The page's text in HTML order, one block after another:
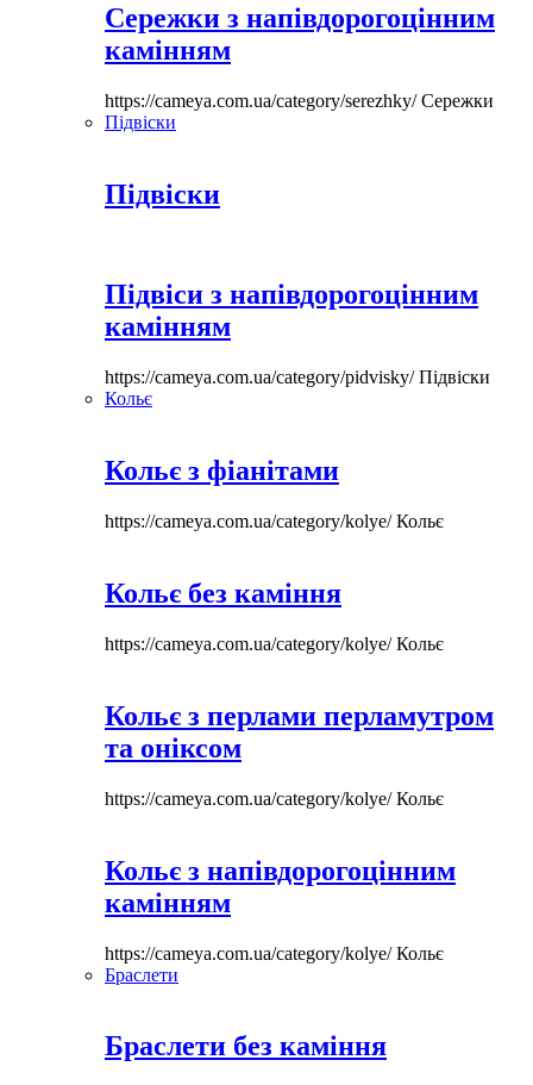
Сережки з напівдорогоцінним
камінням
https://cameya.com.ua/category/serezhky/Сережки
Підвіски
Підвіски
Підвіси з напівдорогоцінним
камінням
https://cameya.com.ua/category/pidvisky/Підвіски
Кольє
Кольє з фіанітами
https://cameya.com.ua/category/kolye/Кольє
Кольє без каміння
https://cameya.com.ua/category/kolye/Кольє
Кольє з перлами перламутром
та оніксом
https://cameya.com.ua/category/kolye/Кольє
Кольє з напівдорогоцінним
камінням
https://cameya.com.ua/category/kolye/Кольє
Браслети
Браслети без каміння